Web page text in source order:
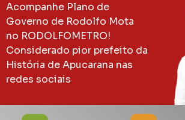
Acompanhe Plano de
Governo de Rodolfo Mota
no RODOLFOMETRO!
Considerado pior prefeito da
História de Apucarana nas
redes sociais